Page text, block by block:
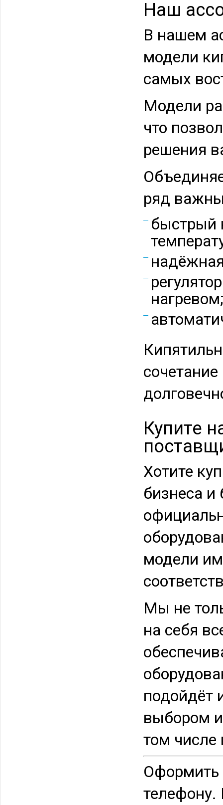
Наш
В нашем
модели
самых
Модели
что
решения
ряд
быстрый
Купите
Хотите
бизнеса
модели
Мы не
на себя
подойдёт
выбором
том числе
Оформить
телефону.